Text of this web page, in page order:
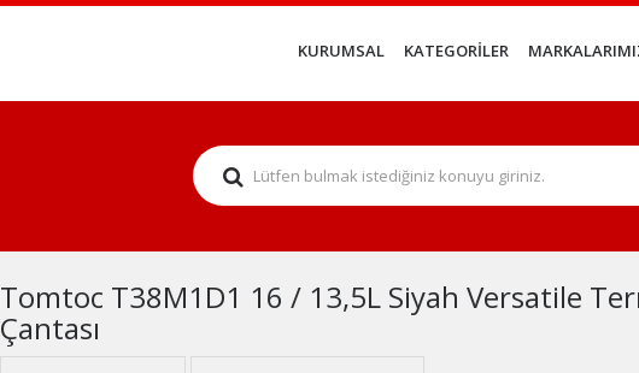
KURUMSAL KATEGORİLER
Tomtoc T38M1D1 16 / 13,5L Siyah Versatile
Çantası